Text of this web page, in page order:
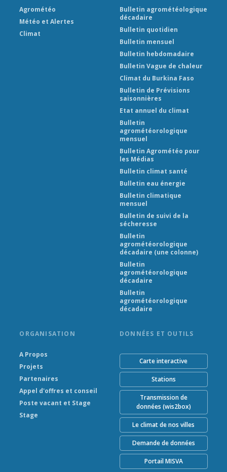
Agrométéo
Météo et Alertes
Climat
Bulletin agrométéologique
décadaire
Bulletin quotidien
Bulletin mensuel
Bulletin hebdomadaire
Bulletin Vague de chaleur
Climat du Burkina Faso
Bulletin de Prévisions
saisonnières
Etat annuel du climat
Bulletin
agrométéorologique
mensuel
Bulletin Agrométéo pour
les Médias
Bulletin climat santé
Bulletin eau énergie
Bulletin climatique
mensuel
Bulletin de suivi de la
sécheresse
Bulletin
agrométéorologique
décadaire (une colonne)
Bulletin
agrométéorologique
décadaire
Bulletin
agrométéorologique
décadaire
ORGANISATION
A Propos
Projets
Partenaires
Appel d'offres et conseil
Poste vacant et Stage
Stage
DONNÉES ET OUTILS
Carte interactive
Stations
Transmission de
données (wis2box)
Le climat de nos villes
Demande de données
Portail MISVA